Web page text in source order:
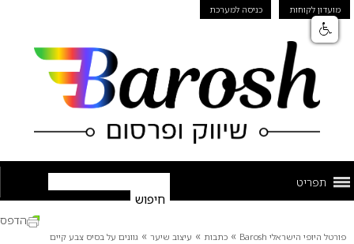
מועדון לקוחות כניסה למערכת
תפריט
פורטל היופי הישראלי Barosh » כתבות » עיצוב שיער » גוונים על בסיס צבע קיים
הדפס